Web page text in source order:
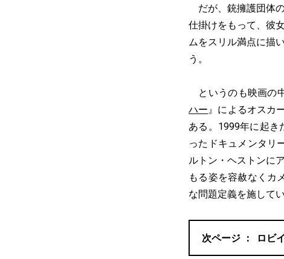
だが、銃擁護団体
仕掛けをもって、彼
ムをスリル満点に描
う。
というのも映画の
ハー』によるオスカ
ある。1999年に起き
ったドキュメンタリ
ルトン・ヘストンに
もる姿を容赦なくカ
な問題定義を施してい
ロビ